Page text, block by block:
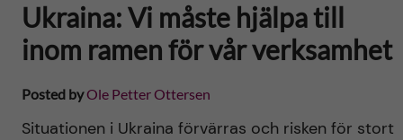
Ukraina: Vi måste hjälpa till
inom ramen för vår verksamhet
Posted byOle Petter Ottersen
Situationen i Ukraina förvärras och risken för stort